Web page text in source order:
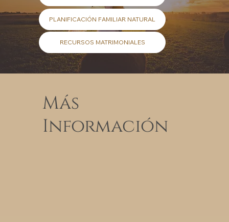
PLANIFICACIÓN FAMILIAR NATURAL
RECURSOS MATRIMONIALES
Más
Información